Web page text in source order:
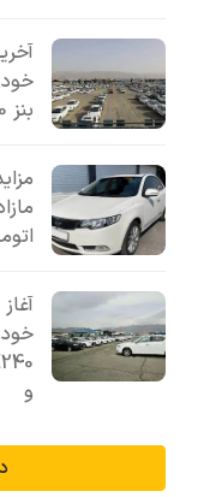
بنز e240 و c240، کیا سراتو، نیسان
و